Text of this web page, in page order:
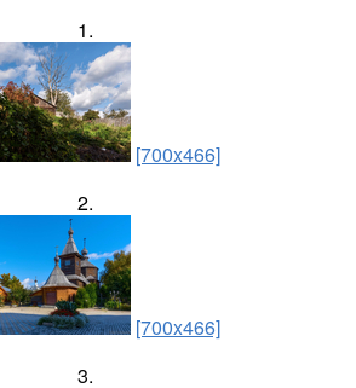
1.
[700x466]
2.
[700x466]
3.